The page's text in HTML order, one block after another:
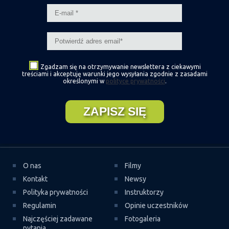
najsłynniejszych świątyń –świątynia bogini Izydy, która przez
wieki była najważniejszym miejscem kultu w Egipcie.
Sterowanie (ostrzenie, odpadanie)
Zwrot przez sztag + pływanie pod wiatr
Zwrot przez rufę
Wchodzenie w ślizg
Spin Out
Start z plaży
Start z wody
Zgadzam się na otrzymywanie newslettera z ciekawymi
treściami i akceptuję warunki jego wysyłania zgodnie z zasadami
określonymi w polityce prywatności
O nas
Kontakt
Polityka prywatności
Regulamin
Najczęściej zadawane
Filmy
Newsy
Instruktorzy
Opinie uczestników
Fotogaleria